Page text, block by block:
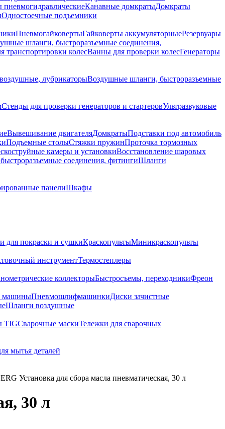
пневмогидравлическиеКанавные домкратыДомкраты
Одностоечные подъемники
ПневмогайковертыГайковерты аккумуляторныеРезервуары
шланги, быстроразъемные соединения,
транспортировки колесВанны для проверки колесГенераторы
лубрикаторыВоздушные шланги, быстроразъемные
Стенды для проверки генераторов и стартеровУльтразвуковые
Вывешивание двигателяДомкратыПодставки под автомобиль
Подъемные столыСтяжки пружинПроточка тормозных
камеры и установкиВосстановление шаровых
соединения, фитингиШланги
панелиШкафы
для покраски и сушкиКраскопультыМиникраскопульты
инструментТермостеплеры
коллекторыБыстросъемы, переходникиФреон
машиныПневмошлифмашинкиДиски зачистные
Шланги воздушные
TIGСварочные маскиТележки для сварочных
мытья деталей
Установка для сбора масла пневматическая, 30 л
30 л